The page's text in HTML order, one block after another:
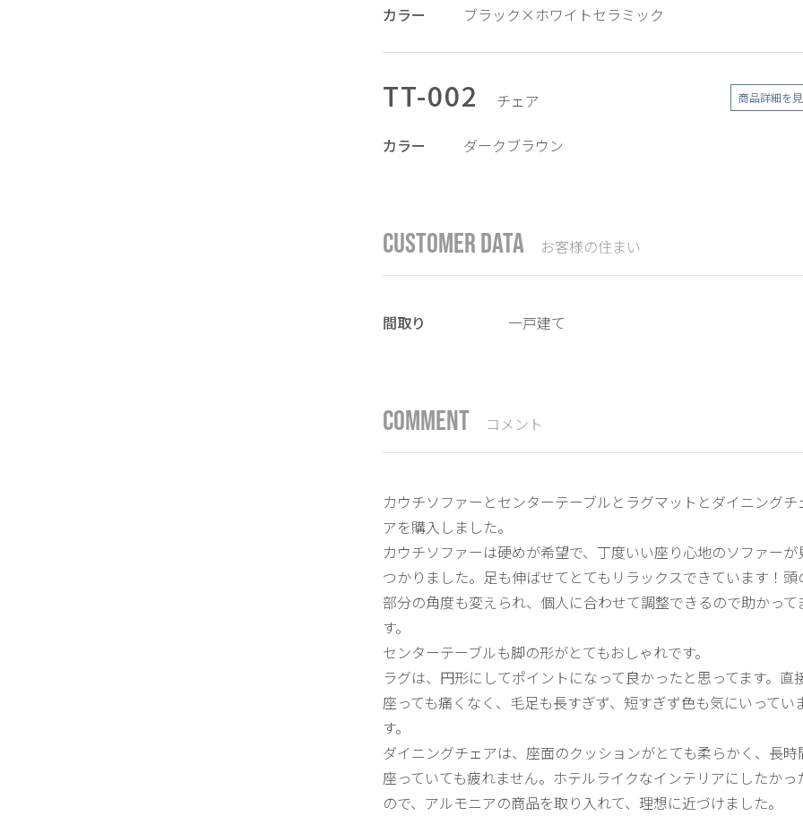
カラー ブラック×ホワイトセラミック
TT-002 チェア
カラー ダークブラウン
商品詳細を
CUSTOMER DATA お客様の住まい
間取り 一戸建て
COMMENT コメント
カウチソファーとセンターテーブルとラグマットとダイニングチ
アを購入しました。
カウチソファーは硬めが希望で、丁度いい座り心地のソファーが
つかりました。足も伸ばせてとてもリラックスできています！頭
部分の角度も変えられ、個人に合わせて調整できるので助かって
す。
センターテーブルも脚の形がとてもおしゃれです。
ラグは、円形にしてポイントになって良かったと思ってます。直
座っても痛くなく、毛足も長すぎず、短すぎず色も気にいってい
す。
ダイニングチェアは、座面のクッションがとても柔らかく、長時
座っていても疲れません。ホテルライクなインテリアにしたかっ
ので、アルモニアの商品を取り入れて、理想に近づけました。